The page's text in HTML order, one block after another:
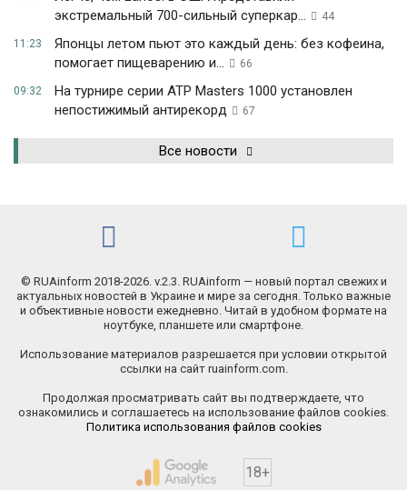
экстремальный 700-сильный суперкар...
44
11:23
Японцы летом пьют это каждый день: без кофеина,
помогает пищеварению и...
66
09:32
На турнире серии ATP Masters 1000 установлен
непостижимый антирекорд
67
Все новости
© RUAinform 2018-2026. v.2.3. RUAinform — новый портал свежих и
актуальных новостей в Украине и мире за сегодня. Только важные
и объективные новости ежедневно. Читай в удобном формате на
ноутбуке, планшете или смартфоне.
Использование материалов разрешается при условии открытой
ссылки на сайт ruainform.com.
Продолжая просматривать сайт вы подтверждаете, что
ознакомились и соглашаетесь на использование файлов cookies.
Политика использования файлов cookies
18+